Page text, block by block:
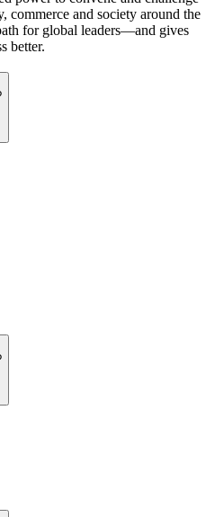
commerce and society around the
for global leaders—and gives
better.